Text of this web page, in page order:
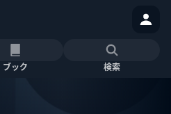
ブック 検索